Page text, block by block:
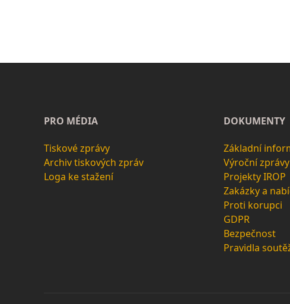
PRO MÉDIA
Tiskové zprávy
Archiv tiskových zpráv
Loga ke stažení
DOKUMENTY
Základní
Výroční zprávy
Projekty IROP
Zakázky a
Proti korupci
GDPR
Bezpečnost
Pravidla